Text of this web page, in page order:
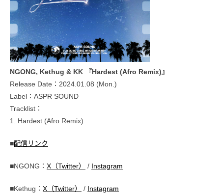
NGONG, Kethug & KK 『Hardest (Afro Remix)』
Release Date：2024.01.08 (Mon.)
Label：ASPR SOUND
Tracklist：
1. Hardest (Afro Remix)
■配信リンク
■NGONG： X（Twitter） / Instagram
■Kethug： X（Twitter） / Instagram